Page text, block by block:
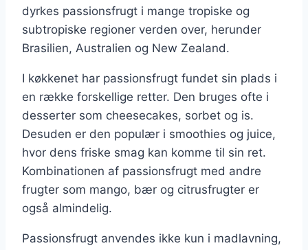
dyrkes passionsfrugt i mange tropiske og
subtropiske regioner verden over, herunder
Brasilien, Australien og New Zealand.
I køkkenet har passionsfrugt fundet sin plads i
en række forskellige retter. Den bruges ofte i
desserter som cheesecakes, sorbet og is.
Desuden er den populær i smoothies og juice,
hvor dens friske smag kan komme til sin ret.
Kombinationen af passionsfrugt med andre
frugter som mango, bær og citrusfrugter er
også almindelig.
Passionsfrugt anvendes ikke kun i madlavning,